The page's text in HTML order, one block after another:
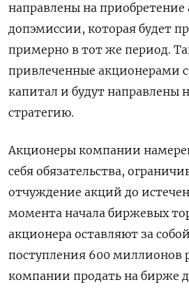
направлены на приобретение
допэмиссии, которая будет
примерно в тот же период.
привлеченные акционерами
капитал и будут направлены
стратегию.
Акционеры компании
себя обязательства,
отчуждение акций до
момента начала биржевых
акционера оставляют за
поступления 600 миллионов
компании продать на бирже